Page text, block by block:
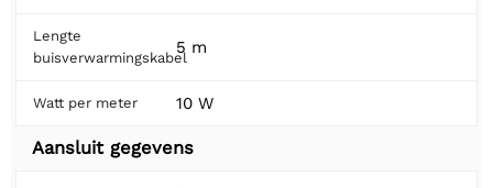
Lengte
buisverwarmingskabel
5 m
Watt per meter 10 W
Aansluit gegevens